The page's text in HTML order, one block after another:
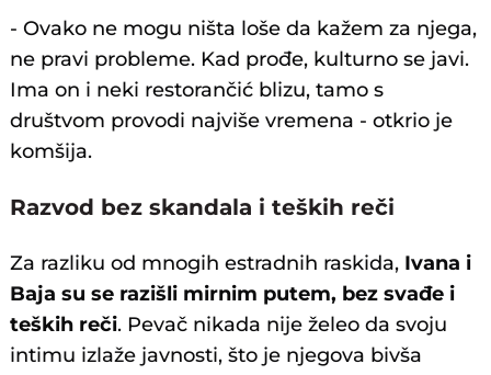
- Ovako ne mogu ništa loše da kažem za njega,
ne pravi probleme. Kad prođe, kulturno se javi.
Ima on i neki restorančić blizu, tamo s
društvom provodi najviše vremena - otkrio je
komšija.
Razvod bez skandala i teških reči
Za razliku od mnogih estradnih raskida, Ivana i
Baja su se razišli mirnim putem, bez svađe i
teških reči. Pevač nikada nije želeo da svoju
intimu izlaže javnosti, što je njegova bivša